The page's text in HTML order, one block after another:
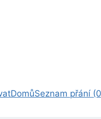
DomůSeznam přání